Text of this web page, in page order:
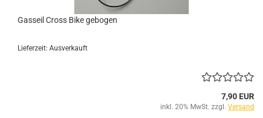
Gasseil Cross Bike gebogen
Lieferzeit: Ausverkauft
7,90 EUR
inkl. 20% MwSt. zzgl. Versand